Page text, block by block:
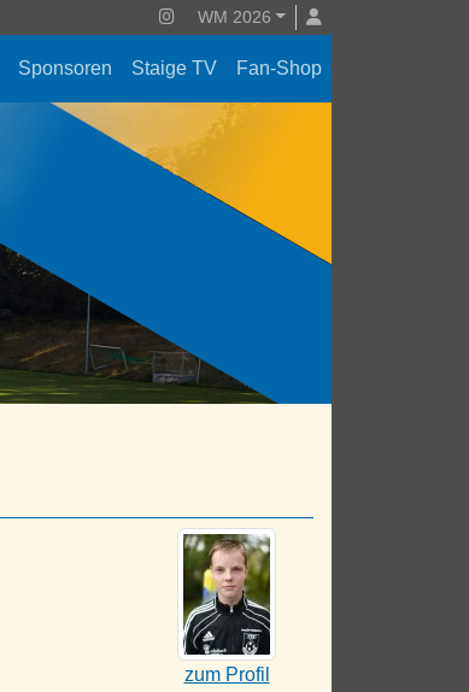
WM 2026
Sponsoren Staige TV Fan-Shop
zum Profil